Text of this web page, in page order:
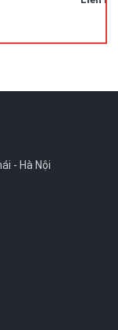
- Hà Nội